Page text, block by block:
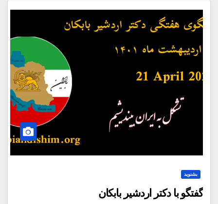
بشنوید
گفتگو با دکتر اردشیر بابکان